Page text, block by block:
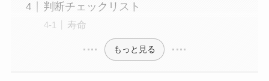
判断チェックリスト
寿命
もっと見る